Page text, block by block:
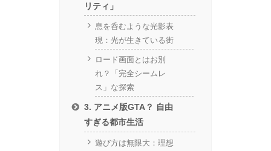
リティ」
息を呑むような光影表
現：光が生きている街
ロード画面とはお別
れ？「完全シームレ
ス」な探索
3. アニメ版GTA？ 自由
すぎる都市生活
遊び方は無限大：理想